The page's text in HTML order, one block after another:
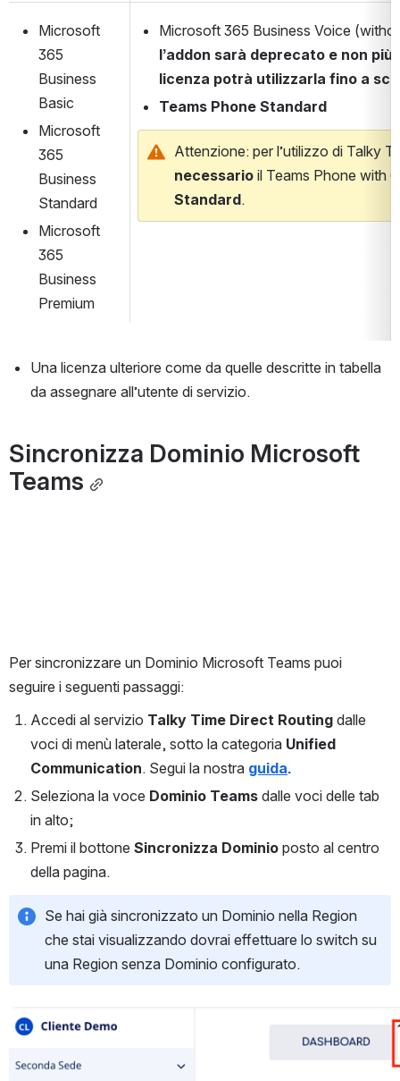
Microsoft
365
Business
Basic
Microsoft
365
Business
Standard
Microsoft
365
Business
Premium
Microsoft 365 Business Voice
l’addon sarà deprecato e non
licenza potrà utilizzarla fino a
Teams Phone Standard
Attenzione: per l’utilizzo di Talky
necessario il Teams Phone with
Standard.
Una licenza ulteriore come da quelle descritte in tabella
da assegnare all’utente di servizio.
Sincronizza Dominio Microsoft
Teams
Per sincronizzare un Dominio Microsoft Teams puoi
seguire i seguenti passaggi:
Accedi al servizio Talky Time Direct Routing dalle
voci di menù laterale, sotto la categoria Unified
Communication. Segui la nostra guida.
Seleziona la voce Dominio Teams dalle voci delle tab
in alto;
Premi il bottone Sincronizza Dominio posto al centro
della pagina.
Se hai già sincronizzato un Dominio nella Region
che stai visualizzando dovrai effettuare lo switch su
una Region senza Dominio configurato.
Open